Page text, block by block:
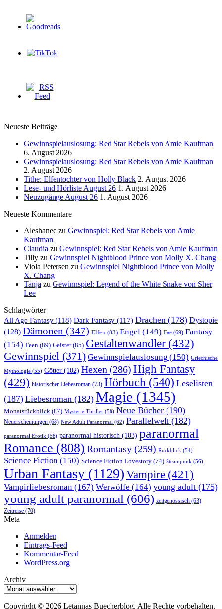
Neueste Beiträge
Gewinnspielauslosung: Red Star Rebels von Amie Kaufman
6. August 2026
Gewinnspielauslosung: Red Star Rebels von Amie Kaufman
2. August 2026
Tithe: Elfentochter von Holly Black 2. August 2026
Lese- und Hörliste August 26 1. August 2026
Neuzugänge August 26 1. August 2026
Neueste Kommentare
Aleshanee zu Gewinnspiel: Red Star Rebels von Amie
Kaufman
Claudia zu Gewinnspiel: Red Star Rebels von Amie Kaufman
Tilly zu Gewinnspiel Nightblood Prince von Molly X. Chang
Viola Petersen zu Gewinnspiel Nightblood Prince von Molly
X. Chang
Tanja zu Gewinnspiel: Legend of the White Snake von Sher
Lee
Schlagwörter
All Age Fantasy (118) Dark Fantasy (117) Drachen (178) Dystopie
(128) Dämonen (347) Elfen (83) Engel (149) Fae (69) Fantasy
(154) Feen (89) Geister(85) Gestaltenwandler (432)
Gewinnspiel (371) Gewinnspielauslosung (150) Griechische
Mythologie (55) Götter (102) Hexen (286) High Fantasy
(429) historischer Liebesroman (73) Hörbuch (540) Leselisten
(187) Liebesroman (182) Magie (1345)
Monatsrückblick (87) Mysterie Thriller (58) Neue Bücher (190)
Neuerscheinungen (68) New Adult Paranormal (62) Parallelwelt (182)
paranormal Erotik (58) paranormal historisch (103) paranormal
Romance (808) Romantasy (259) Rückblick (54)
Science Fiction (150) Science Fiction Lovestory (74) Steampunk (56)
Urban Fantasy (1129) Vampire (421)
Vampirliebesroman (167) Werwölfe (164) young adult (175)
young adult paranormal (606) zeitgenössisch (63)
Zeitreise (70)
Meta
Anmelden
Eintrags-Feed
Kommentar-Feed
WordPress.org
Archiv
Archiv
Copyright © 2026 Letannas Buecherblog. Alle Rechte vorbehalten.